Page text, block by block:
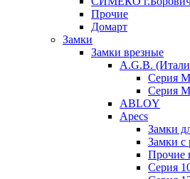
Прочие
Домарт
Замки
Замки врезные
A.G.B.
Серия
Серия
ABLOY
Apecs
Замки
Замки с
Прочие
Серия